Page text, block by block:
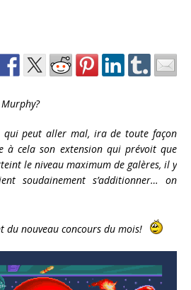
qui peut aller mal, ira de toute façon
à cela son extension qui prévoit que
le niveau maximum de galères, il y
soudainement s’additionner… on
nouveau concours du mois!